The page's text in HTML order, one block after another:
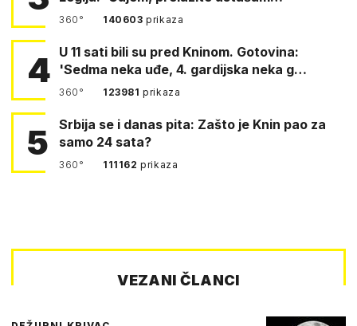
360° 140603prikaza
4 U 11 sati bili su pred Kninom. Gotovina:
'Sedma neka uđe, 4. gardijska neka g…
360° 123981prikaza
5
Srbija se i danas pita: Zašto je Knin pao za
samo 24 sata?
360° 111162prikaza
VEZANI ČLANCI